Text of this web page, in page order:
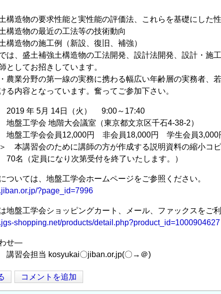
構造物の要求性能と実性能の評価法、これらを基礎にした
構造物の最近の工法等の技術動向
構造物の施工例（新設、復旧、補強）
は、盛土補強土構造物の工法開発、設計法開発、設計・施
としてお招きしています。
農業分野の第一線の実務に携わる幅広い年齢層の実務者、
る内容となっています。奮ってご参加下さい。
年 5月 14日（火） 9:00～17:40
盤工学会 地階大会議室（東京都文京区千石4-38-2）
盤工学会会員12,000円 非会員18,000円 学生会員3,000
本講習会のために講師の方が作成する説明資料の縮小コピ
名（定員になり次第受付を終了いたします。）
ついては、地盤工学会ホームページをご参照ください。
?page_id=7996
地盤工学会ショッピングカート、メール、ファックスをご利
shopping.net/products/detail.php?product_id=1000904627
せ―
講習会担当 kosyukai〇jiban.or.jp(〇→＠)
コメントを追加